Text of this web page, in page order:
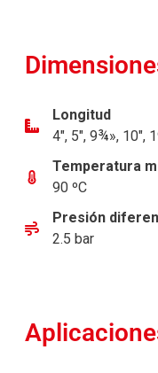
Longitud
4″, 5″, 9¾», 10″,
Temperatura
90 ºC
Presión
2.5 bar